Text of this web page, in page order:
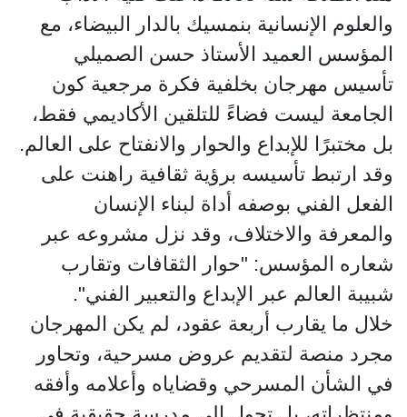
والعلوم الإنسانية بنمسيك بالدار البيضاء، مع
المؤسس العميد الأستاذ حسن الصميلي
تأسيس مهرجان بخلفية فكرة مرجعية كون
الجامعة ليست فضاءً للتلقين الأكاديمي فقط،
بل مختبرًا للإبداع والحوار والانفتاح على العالم.
وقد ارتبط تأسيسه برؤية ثقافية راهنت على
الفعل الفني بوصفه أداة لبناء الإنسان
والمعرفة والاختلاف، وقد نزل مشروعه عبر
شعاره المؤسس: "حوار الثقافات وتقارب
شبيبة العالم عبر الإبداع والتعبير الفني".
خلال ما يقارب أربعة عقود، لم يكن المهرجان
مجرد منصة لتقديم عروض مسرحية، وتحاور
في الشأن المسرحي وقضاياه وأعلامه وأفقه